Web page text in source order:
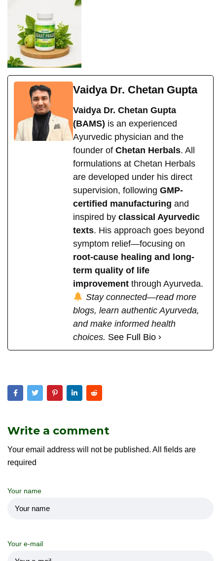
Vaidya Dr. Chetan Gupta
Vaidya Dr. Chetan Gupta
(BAMS) is an experienced
Ayurvedic physician and the
founder of Chetan Herbals. All
formulations at Chetan Herbals
are developed under his direct
supervision, following GMP-
certified manufacturing and
inspired by classical Ayurvedic
texts. His approach goes beyond
symptom relief—focusing on
root-cause healing and long-
term quality of life
improvement through Ayurveda.
Stay connected—read more
blogs, learn authentic Ayurveda,
and make informed health
choices. See Full Bio
Write a comment
Your email address will not be published. All fields are
required
Your name
Your e-mail